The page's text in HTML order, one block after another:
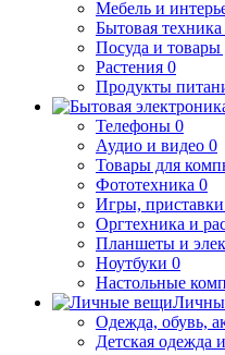
Мебель и
Бытовая техника
Посуда и товары
Растения 0
Продукты
Телефоны 0
Аудио и видео 0
Товары для
Фототехника 0
Игры,
Оргтехника и
Планшеты и
Ноутбуки 0
Настольные
Одежда, обувь,
Детская одежда